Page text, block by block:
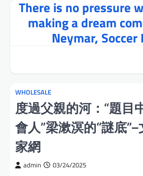
There is no pressure
making a dream
Neymar, Soccer
WHOLESALE
度過父親的河：“題目
會人”梁漱溟的“謎底
家網
admin 03/24/2025